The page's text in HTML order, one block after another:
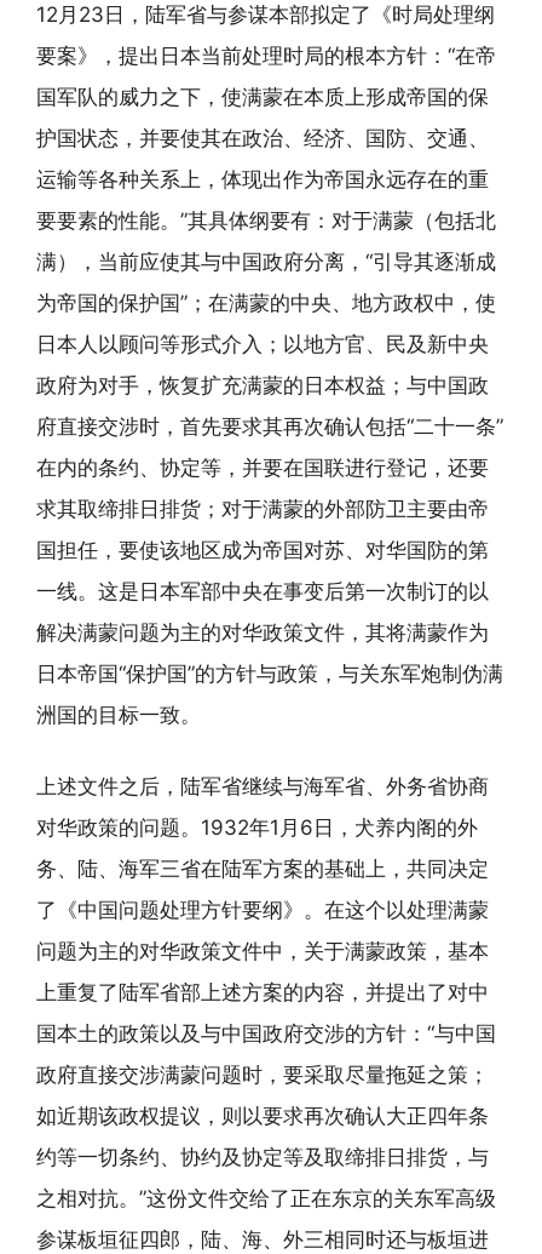
12月23日，陆军省与参谋本部拟定了《时局处理纲
要案》，提出日本当前处理时局的根本方针：“在帝
国军队的威力之下，使满蒙在本质上形成帝国的保
护国状态，并要使其在政治、经济、国防、交通、
运输等各种关系上，体现出作为帝国永远存在的重
要要素的性能。”其具体纲要有：对于满蒙（包括北
满），当前应使其与中国政府分离，“引导其逐渐成
为帝国的保护国”；在满蒙的中央、地方政权中，使
日本人以顾问等形式介入；以地方官、民及新中央
政府为对手，恢复扩充满蒙的日本权益；与中国政
府直接交涉时，首先要求其再次确认包括“二十一条”
在内的条约、协定等，并要在国联进行登记，还要
求其取缔排日排货；对于满蒙的外部防卫主要由帝
国担任，要使该地区成为帝国对苏、对华国防的第
一线。这是日本军部中央在事变后第一次制订的以
解决满蒙问题为主的对华政策文件，其将满蒙作为
日本帝国“保护国”的方针与政策，与关东军炮制伪满
洲国的目标一致。
上述文件之后，陆军省继续与海军省、外务省协商
对华政策的问题。1932年1月6日，犬养内阁的外
务、陆、海军三省在陆军方案的基础上，共同决定
了《中国问题处理方针要纲》。在这个以处理满蒙
问题为主的对华政策文件中，关于满蒙政策，基本
上重复了陆军省部上述方案的内容，并提出了对中
国本土的政策以及与中国政府交涉的方针：“与中国
政府直接交涉满蒙问题时，要采取尽量拖延之策；
如近期该政权提议，则以要求再次确认大正四年条
约等一切条约、协约及协定等及取缔排日排货，与
之相对抗。”这份文件交给了正在东京的关东军高级
参谋板垣征四郎，陆、海、外三相同时还与板垣进